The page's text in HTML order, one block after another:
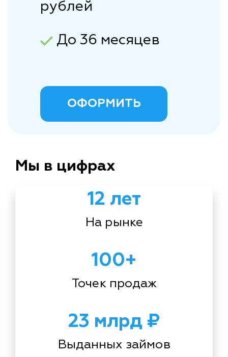
рублей
До 36 месяцев
ОФОРМИТЬ
Мы в цифрах
12 лет
На рынке
100+
Точек продаж
23 млрд ₽
Выданных займов